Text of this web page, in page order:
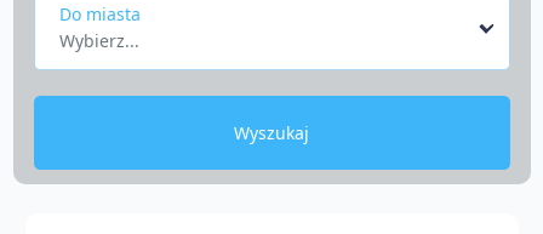
Do miasta
Wybierz...
Wyszukaj